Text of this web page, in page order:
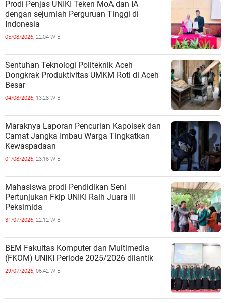
Prodi Penjas UNIKI Teken MoA dan IA
dengan sejumlah Perguruan Tinggi di
Indonesia
05/08/2026, 22:04 WIB
Sentuhan Teknologi Politeknik Aceh
Dongkrak Produktivitas UMKM Roti di Aceh
Besar
04/08/2026, 13:28 WIB
Maraknya Laporan Pencurian Kapolsek dan
Camat Jangka Imbau Warga Tingkatkan
Kewaspadaan
01/08/2026, 23:16 WIB
Mahasiswa prodi Pendidikan Seni
Pertunjukan Fkip UNIKI Raih Juara III
Peksimida
31/07/2026, 22:12 WIB
BEM Fakultas Komputer dan Multimedia
(FKOM) UNIKI Periode 2025/2026 dilantik
29/07/2026, 06:42 WIB